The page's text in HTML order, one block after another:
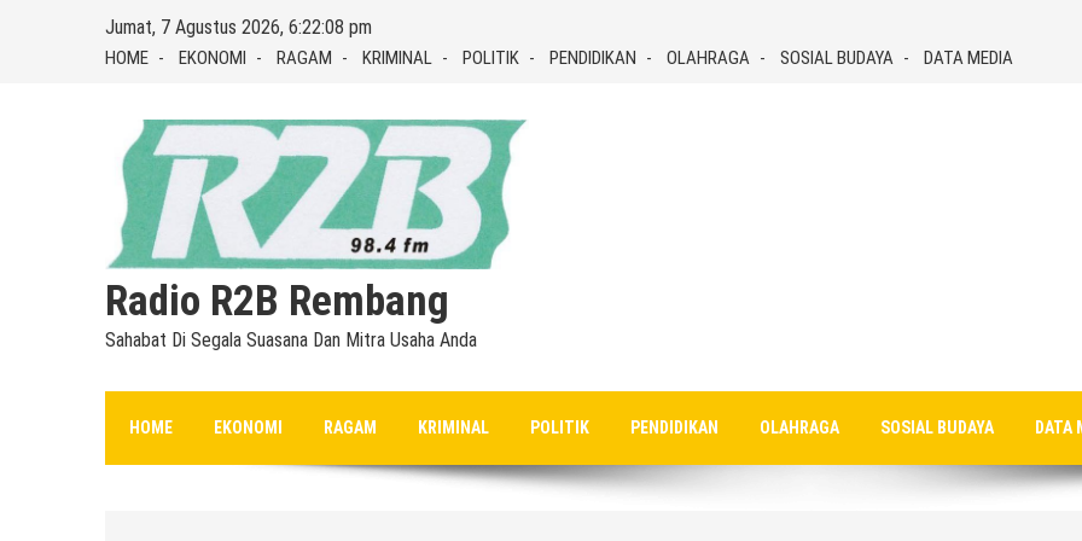
Jumat, 7 Agustus 2026, 6:22:08 pm
HOME EKONOMI RAGAM KRIMINAL POLITIK PENDIDIKAN OLAHRAGA SOSIAL BUDAYA DATA MEDIA
Radio R2B Rembang
Sahabat Di Segala Suasana Dan Mitra Usaha Anda
HOME EKONOMI RAGAM KRIMINAL POLITIK PENDIDIKAN OLAHRAGA SOSIAL BUDAYA DATA